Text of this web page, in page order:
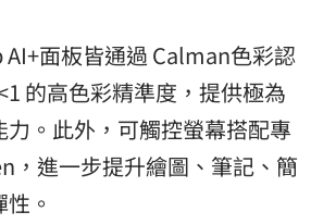
面板皆通過 Calman色彩認
的高色彩精準度，提供極為
。此外，可觸控螢幕搭配專
，進一步提升繪圖、筆記、簡
。